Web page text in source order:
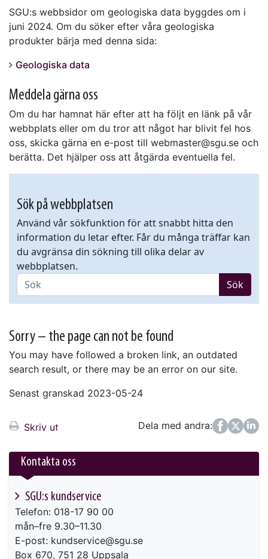
SGU:s webbsidor om geologiska data byggdes om i
juni 2024. Om du söker efter våra geologiska
produkter bärja med denna sida:
Geologiska data
Meddela gärna oss
Om du har hamnat här efter att ha följt en länk på vår
webbplats eller om du tror att något har blivit fel hos
oss, skicka gärna en e-post till webmaster@sgu.se och
berätta. Det hjälper oss att åtgärda eventuella fel.
Sök på webbplatsen
Använd vår sökfunktion för att snabbt hitta den
information du letar efter. Får du många träffar kan
du avgränsa din sökning till olika delar av
webbplatsen.
Sök
Sorry – the page can not be found
You may have followed a broken link, an outdated
search result, or there may be an error on our site.
Senast granskad 2023-05-24
Skriv ut Dela med andra:
FacebookTwitter
LinkedIn
Kontakta oss
SGU:s kundservice
Telefon: 018-17 90 00
mån–fre 9.30–11.30
E-post: kundservice@sgu.se
Box 670, 751 28 Uppsala